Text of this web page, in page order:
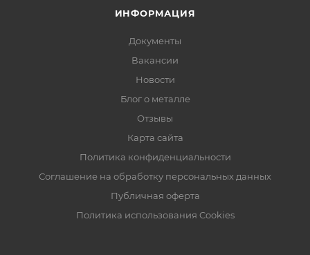
ИНФОРМАЦИЯ
Документы
Вакансии
Новости
Блог о металле
Отзывы
Карта сайта
Политика конфиденциальности
Соглашение на обработку персональных данных
Публичная оферта
Политика использования Cookies